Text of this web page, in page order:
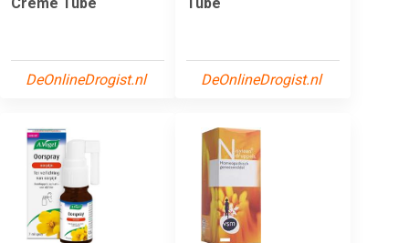
DeOnlineDrogist.nl DeOnlineDrogist.nl